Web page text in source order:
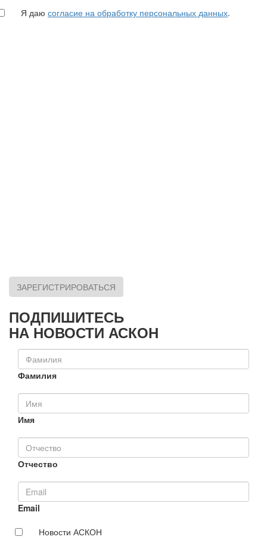
Я даю согласие на обработку персональных данных.
ЗАРЕГИСТРИРОВАТЬСЯ
ПОДПИШИТЕСЬ
НА НОВОСТИ АСКОН
Фамилия
Имя
Отчество
Email
Новости АСКОН